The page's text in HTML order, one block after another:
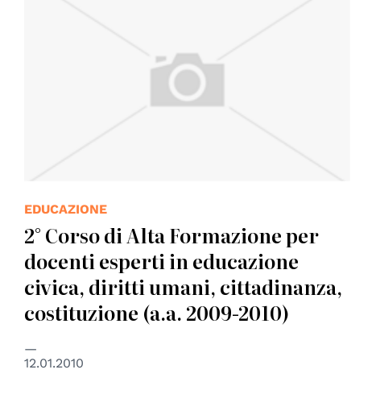
EDUCAZIONE
2° Corso di Alta Formazione per
docenti esperti in educazione
civica, diritti umani, cittadinanza,
costituzione (a.a. 2009-2010)
12.01.2010